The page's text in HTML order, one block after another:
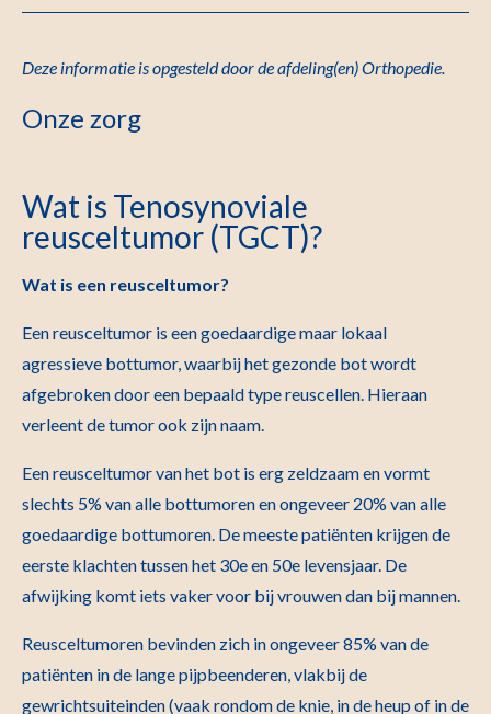
Deze informatie is opgesteld door de afdeling(en) Orthopedie.
Onze zorg
Wat is Tenosynoviale
reusceltumor (TGCT)?
Wat is een reusceltumor?
Een reusceltumor is een goedaardige maar lokaal
agressieve bottumor, waarbij het gezonde bot wordt
afgebroken door een bepaald type reuscellen. Hieraan
verleent de tumor ook zijn naam.
Een reusceltumor van het bot is erg zeldzaam en vormt
slechts 5% van alle bottumoren en ongeveer 20% van alle
goedaardige bottumoren. De meeste patiënten krijgen de
eerste klachten tussen het 30e en 50e levensjaar. De
afwijking komt iets vaker voor bij vrouwen dan bij mannen.
Reusceltumoren bevinden zich in ongeveer 85% van de
patiënten in de lange pijpbeenderen, vlakbij de
gewrichtsuiteinden (vaak rondom de knie, in de heup of in de